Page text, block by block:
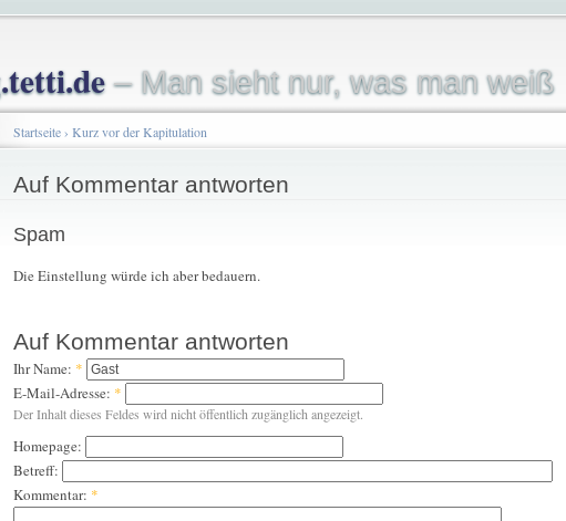
– Man sieht nur, was man weiß
Startseite› Kurz vor der Kapitulation
Auf Kommentar antworten
Spam
Die Einstellung würde ich aber bedauern.
Auf Kommentar antworten
Ihr Name: *
E-Mail-Adresse: *
Der Inhalt dieses Feldes wird nicht öffentlich zugänglich angezeigt.
Homepage:
Betreff:
Kommentar: *